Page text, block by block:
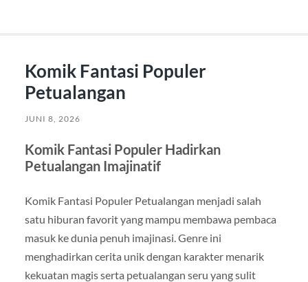
Komik Fantasi Populer
Petualangan
JUNI 8, 2026
Komik Fantasi Populer Hadirkan
Petualangan Imajinatif
Komik Fantasi Populer Petualangan menjadi salah
satu hiburan favorit yang mampu membawa pembaca
masuk ke dunia penuh imajinasi. Genre ini
menghadirkan cerita unik dengan karakter menarik
kekuatan magis serta petualangan seru yang sulit